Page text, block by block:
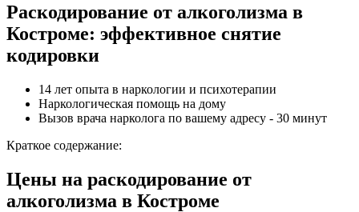
Раскодирование от алкоголизма в
Костроме: эффективное снятие
кодировки
14 лет опыта в наркологии и психотерапии
Наркологическая помощь на дому
Вызов врача нарколога по вашему адресу - 30 минут
Краткое содержание:
Цены на раскодирование от
алкоголизма в Костроме